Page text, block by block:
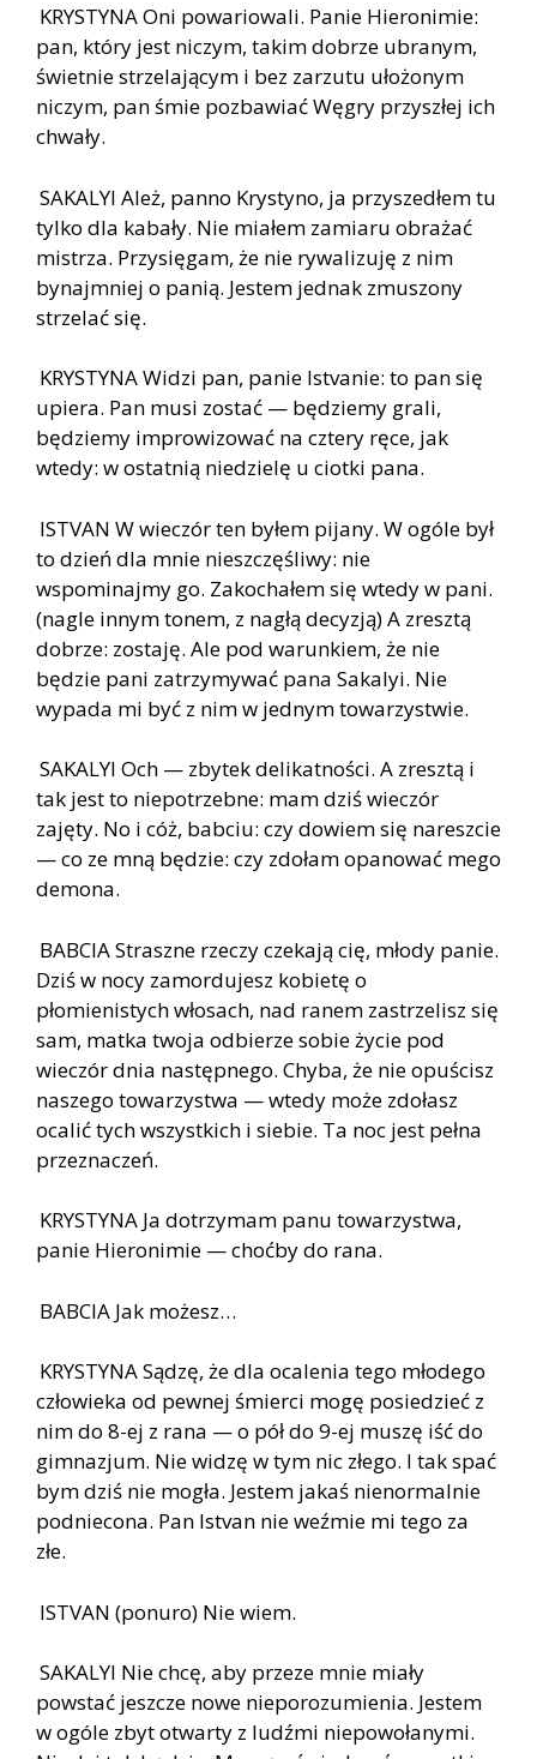
KRYSTYNA Oni powariowali. Panie Hieronimie:
pan, który jest niczym, takim dobrze ubranym,
świetnie strzelającym i bez zarzutu ułożonym
niczym, pan śmie pozbawiać Węgry przyszłej ich
chwały.
SAKALYI Ależ, panno Krystyno, ja przyszedłem tu
tylko dla kabały. Nie miałem zamiaru obrażać
mistrza. Przysięgam, że nie rywalizuję z nim
bynajmniej o panią. Jestem jednak zmuszony
strzelać się.
KRYSTYNA Widzi pan, panie Istvanie: to pan się
upiera. Pan musi zostać — będziemy grali,
będziemy improwizować na cztery ręce, jak
wtedy: w ostatnią niedzielę u ciotki pana.
ISTVAN W wieczór ten byłem pijany. W ogóle był
to dzień dla mnie nieszczęśliwy: nie
wspominajmy go. Zakochałem się wtedy w pani.
(nagle innym tonem, z nagłą decyzją) A zresztą
dobrze: zostaję. Ale pod warunkiem, że nie
będzie pani zatrzymywać pana Sakalyi. Nie
wypada mi być z nim w jednym towarzystwie.
SAKALYI Och — zbytek delikatności. A zresztą i
tak jest to niepotrzebne: mam dziś wieczór
zajęty. No i cóż, babciu: czy dowiem się nareszcie
— co ze mną będzie: czy zdołam opanować mego
demona.
BABCIA Straszne rzeczy czekają cię, młody panie.
Dziś w nocy zamordujesz kobietę o
płomienistych włosach, nad ranem zastrzelisz się
sam, matka twoja odbierze sobie życie pod
wieczór dnia następnego. Chyba, że nie opuścisz
naszego towarzystwa — wtedy może zdołasz
ocalić tych wszystkich i siebie. Ta noc jest pełna
przeznaczeń.
KRYSTYNA Ja dotrzymam panu towarzystwa,
panie Hieronimie — choćby do rana.
BABCIA Jak możesz…
KRYSTYNA Sądzę, że dla ocalenia tego młodego
człowieka od pewnej śmierci mogę posiedzieć z
nim do 8-ej z rana — o pół do 9-ej muszę iść do
gimnazjum. Nie widzę w tym nic złego. I tak spać
bym dziś nie mogła. Jestem jakaś nienormalnie
podniecona. Pan Istvan nie weźmie mi tego za
złe.
ISTVAN (ponuro) Nie wiem.
SAKALYI Nie chcę, aby przeze mnie miały
powstać jeszcze nowe nieporozumienia. Jestem
w ogóle zbyt otwarty z ludźmi niepowołanymi.